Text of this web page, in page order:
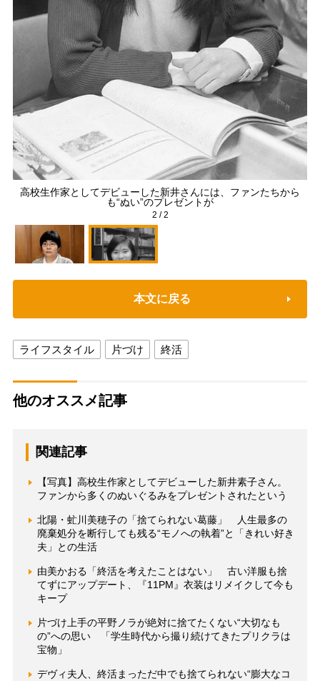
高校生作家としてデビューした新井さんには、ファンたちから
も“ぬい”のプレゼントが
2 /2
本文に戻る
ライフスタイル 片づけ 終活
他のオススメ記事
関連記事
【写真】高校生作家としてデビューした新井素子さん。
ファンから多くのぬいぐるみをプレゼントされたという
北陽・虻川美穂子の「捨てられない葛藤」 人生最多の
廃棄処分を断行しても残る“モノへの執着”と「きれい好き
夫」との生活
由美かおる「終活を考えたことはない」 古い洋服も捨
てずにアップデート、『11PM』衣装はリメイクして今も
キープ
片づけ上手の平野ノラが絶対に捨てたくない“大切なも
の”への思い 「学生時代から撮り続けてきたプリクラは
宝物」
デヴィ夫人、終活まっただ中でも捨てられない“膨大なコ